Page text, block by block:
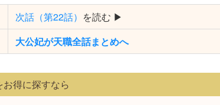
次話（第22話） を読む ▶
大公妃が天職全話まとめへ
得に探すなら